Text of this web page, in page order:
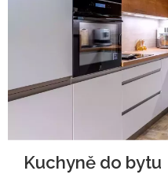
Kuchyně do bytu